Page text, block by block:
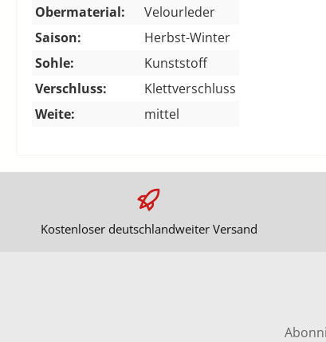
Obermaterial:
Velourleder
Saison:
Herbst-Winter
Sohle:
Kunststoff
Verschluss:
Klettverschluss
Weite:
mittel
Kostenloser deutschlandweiter Versand